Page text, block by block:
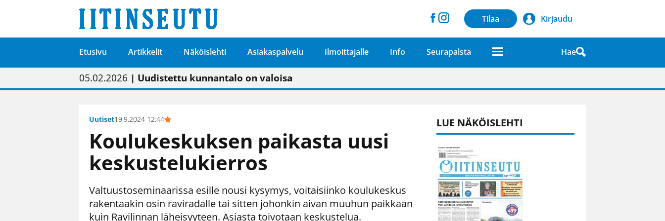
Tilaa Kirjaudu
Etusivu Artikkelit Näköislehti Asiakaspalvelu Ilmoittajalle Info Seurapalsta Hae
01.02.2026 | Painon vaihtumisen pitäisi näkyä hieman parempana painojäljen laatuna lehdessä
05.02.2026 | Uudistettu kunnantalo on valoisa
23.04.2026 | “Olemme käynnistämässä uudelleen keskustavisiotyön”
09.05.2026| "Maalla on totuttu elämään omavaraisemmin kuin kaupungissa"
Uutiset19.9.2024 12:44
Koulukeskuksen paikasta uusi
keskustelukierros
Valtuustoseminaarissa esille nousi kysymys, voitaisiinko koulukeskus
rakentaakin osin raviradalle tai sitten johonkin aivan muuhun paikkaan
kuin Ravilinnan läheisyyteen. Asiasta toivotaan keskustelua.
LUE NÄKÖISLEHTI